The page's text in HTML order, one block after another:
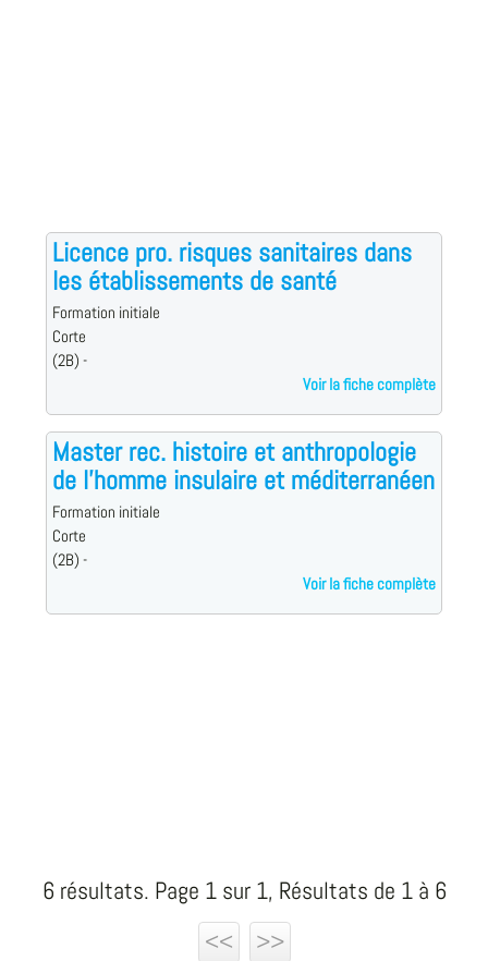
Licence pro. risques sanitaires dans
les établissements de santé
Formation initiale
Corte
(2B) -
Voir la fiche complète
Master rec. histoire et anthropologie
de l'homme insulaire et méditerranéen
Formation initiale
Corte
(2B) -
Voir la fiche complète
6 résultats. Page 1 sur 1, Résultats de 1 à 6
<<
>>